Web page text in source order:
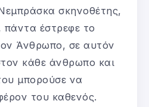
σκηνοθέτης,
έστρεφε το
Άνθρωπο, σε αυτόν
κάθε άνθρωπο και
μπορούσε να
του καθενός.